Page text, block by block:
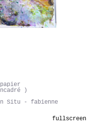
)
Situ - fabienne
fullscreen